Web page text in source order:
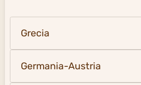
Grecia
Germania-Austria